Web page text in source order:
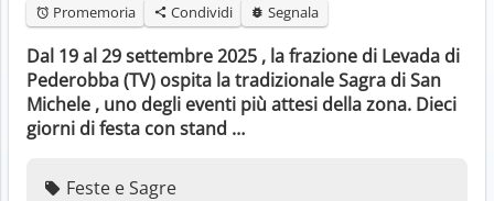
Promemoria Condividi Segnala
Dal 19 al 29 settembre 2025 , la frazione di Levada di
Pederobba (TV) ospita la tradizionale Sagra di San
Michele , uno degli eventi più attesi della zona. Dieci
giorni di festa con stand …
Feste e Sagre